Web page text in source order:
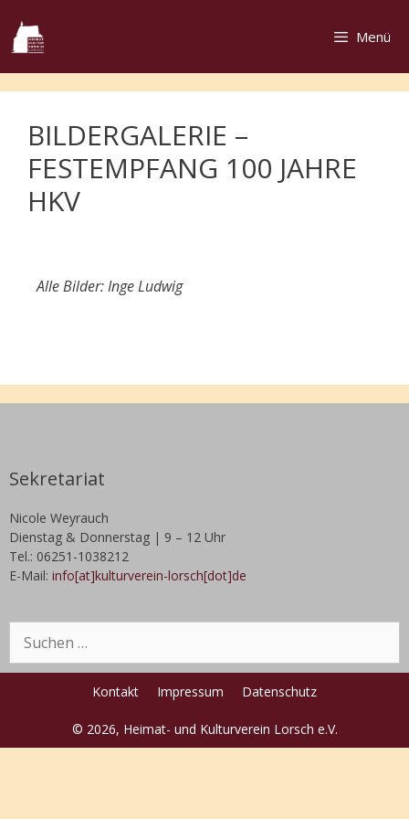
Menü
BILDERGALERIE –
FESTEMPFANG 100 JAHRE
HKV
Alle Bilder: Inge Ludwig
Sekretariat
Nicole Weyrauch
Dienstag & Donnerstag | 9 – 12 Uhr
Tel.: 06251-1038212
E-Mail: info[at]kulturverein-lorsch[dot]de
Kontakt Impressum Datenschutz
© 2026, Heimat- und Kulturverein Lorsch e.V.